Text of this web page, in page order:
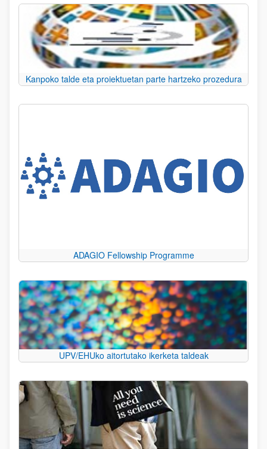
Kanpoko talde eta proiektuetan parte hartzeko prozedura
ADAGIO Fellowship Programme
UPV/EHUko aitortutako ikerketa taldeak